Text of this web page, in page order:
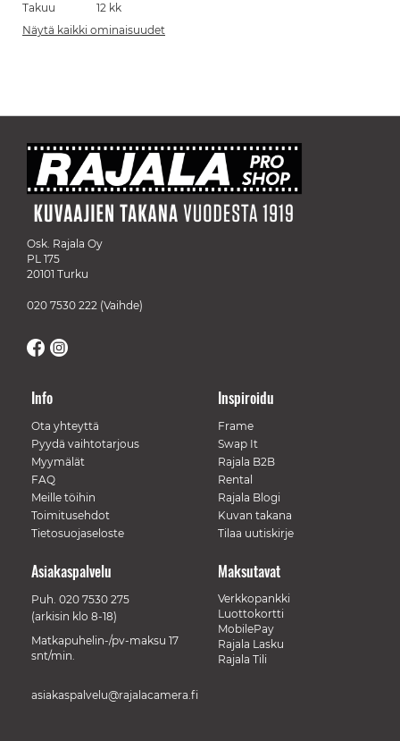
Takuu
12 kk
Näytä kaikki ominaisuudet
Osk. Rajala Oy
PL 175
20101 Turku
020 7530 222 (Vaihde)
Info
Ota yhteyttä
Pyydä vaihtotarjous
Myymälät
FAQ
Meille töihin
Toimitusehdot
Tietosuojaseloste
Inspiroidu
Frame
Swap It
Rajala B2B
Rental
Rajala Blogi
Kuvan takana
Tilaa uutiskirje
Maksutavat
Verkkopankki
Luottokortti
MobilePay
Rajala Lasku
Rajala Tili
Asiakaspalvelu
Puh. 020 7530 275
(arkisin klo 8-18)
Matkapuhelin-/pv-maksu 17
snt/min.
asiakaspalvelu@rajalacamera.fi